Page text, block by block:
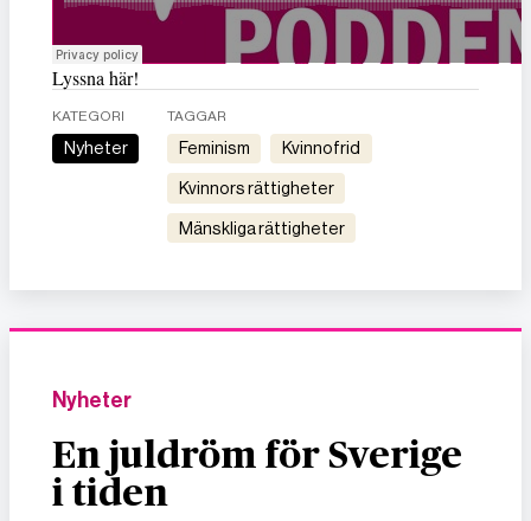
Lyssna här!
KATEGORI
Nyheter
TAGGAR
feminism kvinnofrid
kvinnors rättigheter
mänskliga rättigheter
Nyheter
En juldröm för Sverige
i tiden